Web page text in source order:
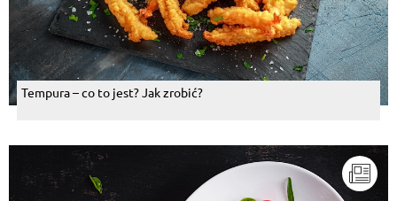
Tempura – co to jest? Jak zrobić?